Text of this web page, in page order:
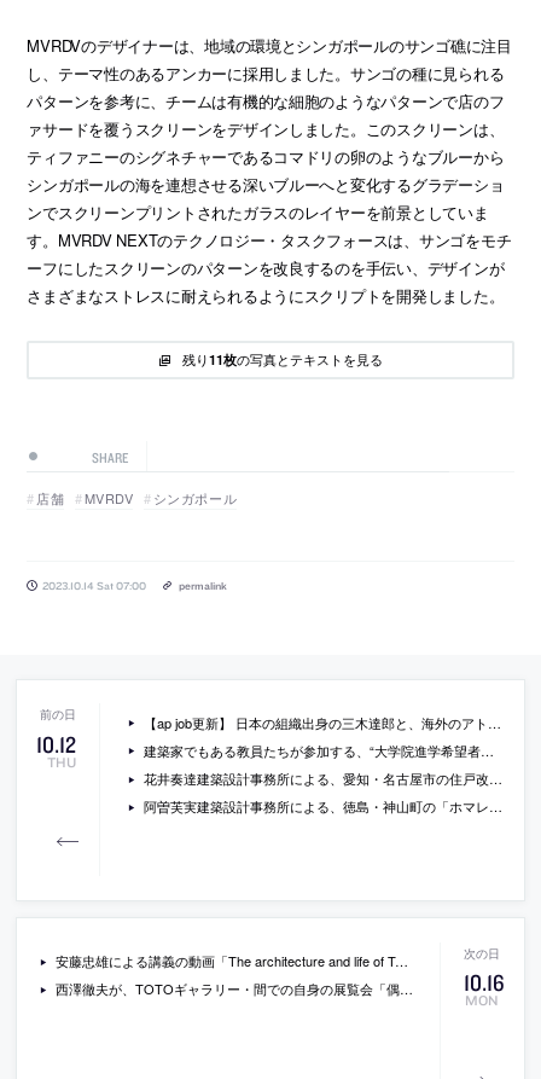
MVRDVのデザイナーは、地域の環境とシンガポールのサンゴ礁に注目
し、テーマ性のあるアンカーに採用しました。サンゴの種に見られる
パターンを参考に、チームは有機的な細胞のようなパターンで店のフ
ァサードを覆うスクリーンをデザインしました。このスクリーンは、
ティファニーのシグネチャーであるコマドリの卵のようなブルーから
シンガポールの海を連想させる深いブルーへと変化するグラデーショ
ンでスクリーンプリントされたガラスのレイヤーを前景としていま
す。MVRDV NEXTのテクノロジー・タスクフォースは、サンゴをモチ
ーフにしたスクリーンのパターンを改良するのを手伝い、デザインが
さまざまなストレスに耐えられるようにスクリプトを開発しました。
残り11枚の写真とテキストを見る
SHARE
店舗 MVRDV シンガポール
2023.10.14 Sat 07:00 permalink
10.12
THU
【ap job更新】 日本の組織出身の三木達郎と、海外のアトリエ出身の本橋良介が共同主宰する「MMAAA」が、設計スタッフ（2024年新卒・既卒・経験者）を募集中
建築家でもある教員たちが参加する、“大学院進学希望者向け”のトークイベントを「京都芸術大学大学院 建築・環境デザイン領域」が開催。“未来を思索する環境デザイン”をテーマに、学びの特徴と意義が語られる。オンラインと対面の両方で開催
花井奏達建築設計事務所による、愛知・名古屋市の住戸改修「ルームCz」。壁式構造の集住の屋上バルコニーのある区画。既存躯体等の“不自由な現況”に寄り添いつつ、新旧の混成する“新しい秩序”を持つ空間の構築を志向。回遊性のある平面計画で“恵まれた環境を最大限享受”する
阿曽芙実建築設計事務所による、徳島・神山町の「ホマレノモリ」。山奥の民家を改修した“山”と“町”を繋ぐ為の施設。両方の当事者間の交流の促進を求め、便利さではなく“根源的な時間体験”を共有する場を志向。解体した材を“資源”と捉え出来る限り“再利用”して空間を作る
10.16
MON
安藤忠雄による講義の動画「The architecture and life of Tadao Ando」。GREAT MINDSの制作で2023年8月に公開されたもの（日本語）
西澤徹夫が、TOTOギャラリー・間での自身の展覧会「偶然は用意のあるところに」を解説している動画